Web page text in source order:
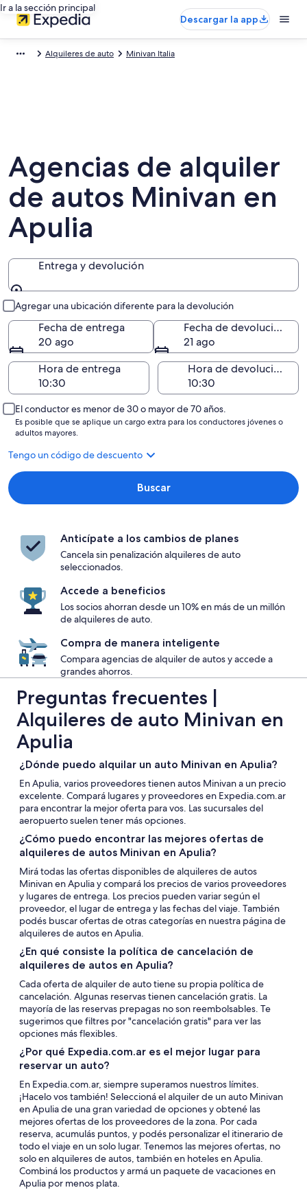
Ir a la sección principal
Descargar la app
Alquileres de auto Minivan Italia
Agencias de alquiler
de autos Minivan en
Apulia
Entrega y devolución
Agregar una ubicación diferente para la devolución
Fecha de entrega
20 ago
Fecha de devolución
21 ago
Hora de entrega
Hora de devolución
El conductor es menor de 30 o mayor de 70 años.
Es posible que se aplique un cargo extra para los conductores jóvenes o
adultos mayores.
Tengo un código de descuento
Buscar
Anticípate a los cambios de planes
Cancela sin penalización alquileres de auto
seleccionados.
Accede a beneficios
Los socios ahorran desde un 10% en más de un millón
de alquileres de auto.
Compra de manera inteligente
Compara agencias de alquiler de autos y accede a
grandes ahorros.
Preguntas frecuentes |
Alquileres de auto Minivan en
Apulia
¿Dónde puedo alquilar un auto Minivan en Apulia?
En Apulia, varios proveedores tienen autos Minivan a un precio
excelente. Compará lugares y proveedores en Expedia.com.ar
para encontrar la mejor oferta para vos. Las sucursales del
aeropuerto suelen tener más opciones.
¿Cómo puedo encontrar las mejores ofertas de
alquileres de autos Minivan en Apulia?
Mirá todas las ofertas disponibles de alquileres de autos
Minivan en Apulia y compará los precios de varios proveedores
y lugares de entrega. Los precios pueden variar según el
proveedor, el lugar de entrega y las fechas del viaje. También
podés buscar ofertas de otras categorías en nuestra página de
alquileres de autos en Apulia.
¿En qué consiste la política de cancelación de
alquileres de autos en Apulia?
Cada oferta de alquiler de auto tiene su propia política de
cancelación. Algunas reservas tienen cancelación gratis. La
mayoría de las reservas prepagas no son reembolsables. Te
sugerimos que filtres por "cancelación gratis" para ver las
opciones más flexibles.
¿Por qué Expedia.com.ar es el mejor lugar para
reservar un auto?
En Expedia.com.ar, siempre superamos nuestros límites.
¡Hacelo vos también! Seleccioná el alquiler de un auto Minivan
en Apulia de una gran variedad de opciones y obtené las
mejores ofertas de los proveedores de la zona. Por cada
reserva, acumulás puntos, y podés personalizar el itinerario de
todo el viaje en un solo lugar. Tenemos las mejores ofertas, no
solo en alquileres de autos, también en hoteles en Apulia.
Combiná los productos y armá un paquete de vacaciones en
Apulia por menos plata.